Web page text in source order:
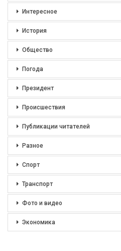
Интересное
История
Общество
Погода
Президент
Происшествия
Публикации читателей
Разное
Спорт
Транспорт
Фото и видео
Экономика